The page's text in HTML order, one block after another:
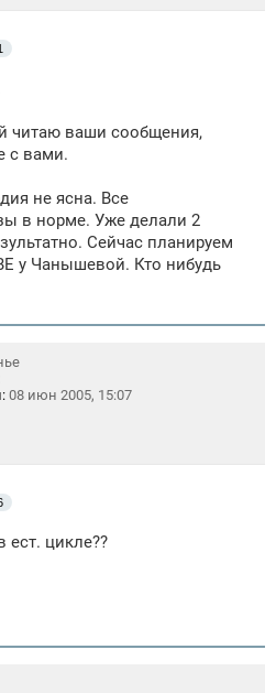
читаю ваши сообщения,
с вами.
не ясна. Все
в норме. Уже делали 2
Сейчас планируем
у Чанышевой. Кто нибудь
08 июн 2005, 15:07
ест. цикле??